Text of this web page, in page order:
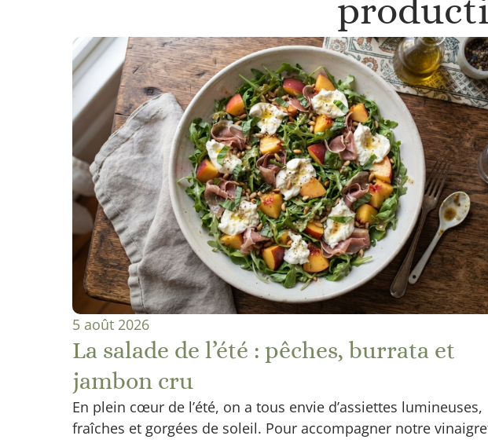
5 août 2026
La salade de l’été : pêches, burrata et
jambon cru
En plein cœur de l’été, on a tous envie d’assiettes lumineuses,
fraîches et gorgées de soleil. Pour accompagner notre